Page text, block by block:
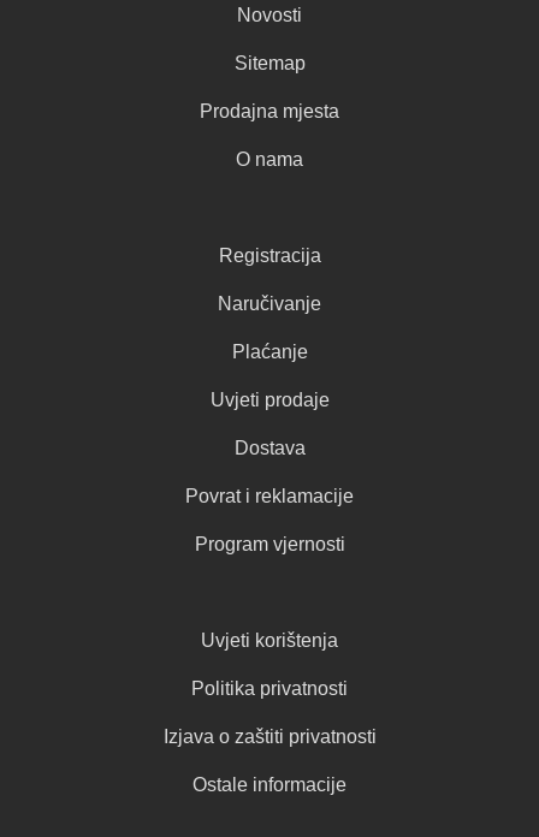
Novosti
Sitemap
Prodajna mjesta
O nama
Registracija
Naručivanje
Plaćanje
Uvjeti prodaje
Dostava
Povrat i reklamacije
Program vjernosti
Uvjeti korištenja
Politika privatnosti
Izjava o zaštiti privatnosti
Ostale informacije